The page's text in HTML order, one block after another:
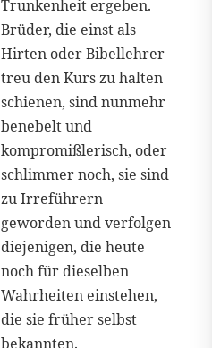
Trunkenheit ergeben.
Brüder, die einst als
Hirten oder Bibellehrer
treu den Kurs zu halten
schienen, sind nunmehr
benebelt und
kompromißlerisch, oder
schlimmer noch, sie sind
zu Irreführern
geworden und verfolgen
diejenigen, die heute
noch für dieselben
Wahrheiten einstehen,
die sie früher selbst
bekannten.